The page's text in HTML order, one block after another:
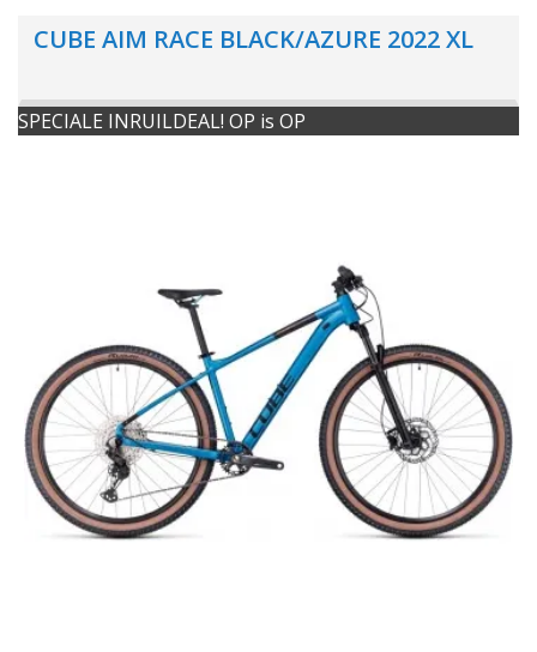
CUBE AIM RACE BLACK/AZURE 2022 XL
SPECIALE INRUILDEAL! OP is OP